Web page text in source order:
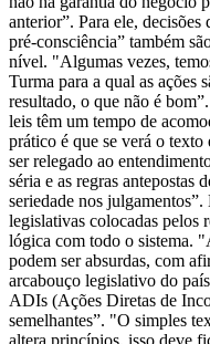
anterior”. Para ele,
pré-consciência” também
nível. "Algumas vezes,
Turma para a qual as ações
resultado, o que não é
leis têm um tempo de
prático é que se verá o
ser relegado ao
séria e as regras antepostas
seriedade nos
legislativas colocadas pelos
lógica com todo o sistema.
podem ser absurdas, com
arcabouço legislativo do
ADIs (Ações Diretas de
semelhantes”. "O simples